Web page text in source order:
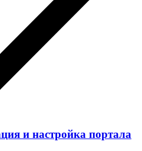
и настройка портала